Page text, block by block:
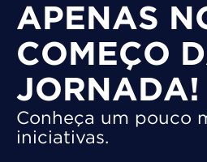
APENAS
COMEÇO
JORNADA!
Conheça um pouco
iniciativas.